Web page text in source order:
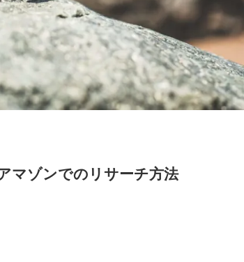
ゾンでのリサーチ方法